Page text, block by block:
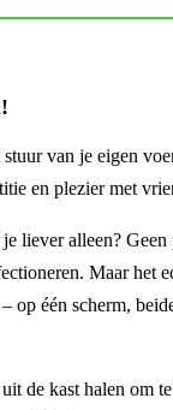
van je eigen
en plezier met
liever alleen?
Maar het
op één scherm,
de kast halen om